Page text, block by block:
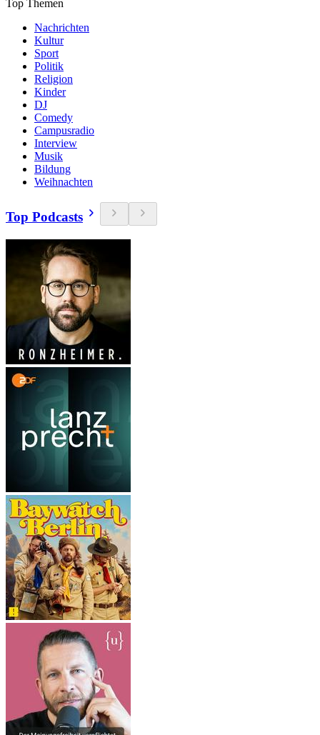
Top Themen
Nachrichten
Kultur
Sport
Politik
Religion
Kinder
DJ
Comedy
Campusradio
Interview
Musik
Bildung
Weihnachten
Top Podcasts